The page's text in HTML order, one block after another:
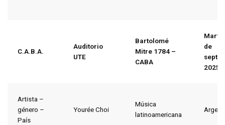
C.A.B.A.
Auditorio
UTE
Bartolomé
Mitre 1784 –
CABA
de
2025
Artista –
género –
País
Yourée Choi
Música
latinoamericana